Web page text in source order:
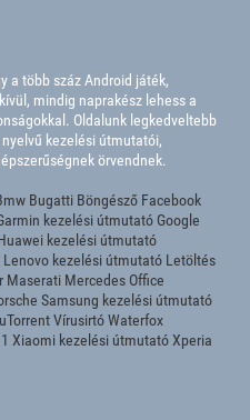
a több száz Android játék,
mindig naprakész lehess a
Oldalunk legkedveltebb
kezelési útmutatói,
örvendnek.
Bugatti Böngésző Facebook
kezelési útmutató Google
kezelési útmutató
Lenovo kezelési útmutató Letöltés
Maserati Mercedes Office
Samsung kezelési útmutató
uTorrentVírusirtóWaterfox
Xiaomi kezelési útmutatóXperia